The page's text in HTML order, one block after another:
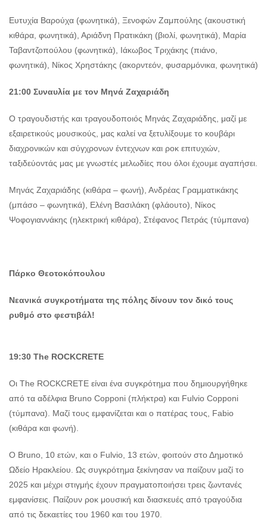
Ευτυχία Βαρούχα (φωνητικά), Ξενοφών Ζαμπούλης (ακουστική
κιθάρα, φωνητικά), Αριάδνη Πρατικάκη (βιολί, φωνητικά), Μαρία
Ταβαντζοπούλου (φωνητικά), Ιάκωβος Τριχάκης (πιάνο,
φωνητικά), Νίκος Χρηστάκης (ακορντεόν, φυσαρμόνικα, φωνητικά)
21:00 Συναυλία με τον Μηνά Ζαχαριάδη
Ο τραγουδιστής και τραγουδοποιός Μηνάς Ζαχαριάδης, μαζί με
εξαιρετικούς μουσικούς, μας καλεί να ξετυλίξουμε το κουβάρι
διαχρονικών και σύγχρονων έντεχνων και ροκ επιτυχιών,
ταξιδεύοντάς μας με γνωστές μελωδίες που όλοι έχουμε αγαπήσει.
Μηνάς Ζαχαριάδης (κιθάρα – φωνή), Ανδρέας Γραμματικάκης
(μπάσο – φωνητικά), Ελένη Βασιλάκη (φλάουτο), Νίκος
Ψοφογιαννάκης (ηλεκτρική κιθάρα), Στέφανος Πετράς (τύμπανα)
Πάρκο Θεοτοκόπουλου
Νεανικά συγκροτήματα της πόλης δίνουν τον δικό τους
ρυθμό στο φεστιβάλ!
19:30 The ROCKCRETE
Οι The ROCKCRETE είναι ένα συγκρότημα που δημιουργήθηκε
από τα αδέλφια Bruno Copponi (πλήκτρα) και Fulvio Copponi
(τύμπανα). Μαζί τους εμφανίζεται και ο πατέρας τους, Fabio
(κιθάρα και φωνή).
Ο Bruno, 10 ετών, και ο Fulvio, 13 ετών, φοιτούν στο Δημοτικό
Ωδείο Ηρακλείου. Ως συγκρότημα ξεκίνησαν να παίζουν μαζί το
2025 και μέχρι στιγμής έχουν πραγματοποιήσει τρεις ζωντανές
εμφανίσεις. Παίζουν ροκ μουσική και διασκευές από τραγούδια
από τις δεκαετίες του 1960 και του 1970.